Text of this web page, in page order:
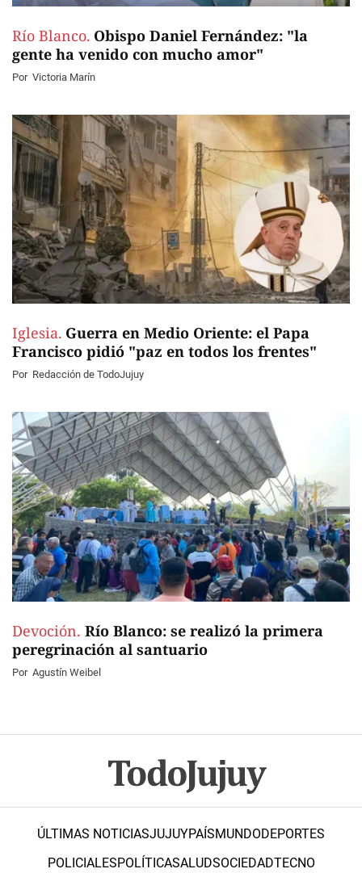
Río Blanco. Obispo Daniel Fernández: "la
gente ha venido con mucho amor"
Por Victoria Marín
Iglesia. Guerra en Medio Oriente: el Papa
Francisco pidió "paz en todos los frentes"
Por Redacción de TodoJujuy
Devoción. Río Blanco: se realizó la primera
peregrinación al santuario
Por Agustín Weibel
ÚLTIMAS NOTICIASJUJUYPAÍSMUNDODEPORTES
POLICIALESPOLÍTICASALUDSOCIEDADTECNO